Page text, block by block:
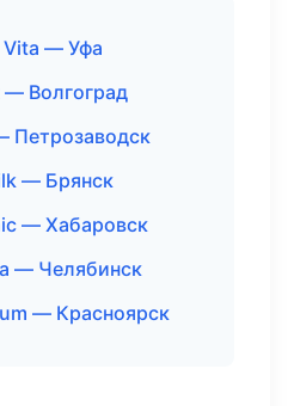
Vita — Уфа
— Волгоград
Петрозаводск
— Брянск
— Хабаровск
— Челябинск
— Красноярск